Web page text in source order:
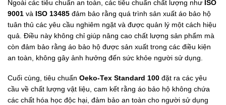
Ngoài các tiêu chuẩn an toàn, các tiêu chuẩn chất lượng như ISO
9001 và ISO 13485 đảm bảo rằng quá trình sản xuất áo bảo hộ
tuân thủ các yêu cầu nghiêm ngặt và được quản lý một cách hiệu
quả. Điều này không chỉ giúp nâng cao chất lượng sản phẩm mà
còn đảm bảo rằng áo bảo hộ được sản xuất trong các điều kiện
an toàn, không gây ảnh hưởng đến sức khỏe người sử dụng.
Cuối cùng, tiêu chuẩn Oeko-Tex Standard 100 đặt ra các yêu
cầu về chất lượng vật liệu, cam kết rằng áo bảo hộ không chứa
các chất hóa học độc hại, đảm bảo an toàn cho người sử dụng